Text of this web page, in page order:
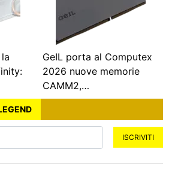
GeIL porta al Computex
2026 nuove memorie
CAMM2,…
ISCRIVITI